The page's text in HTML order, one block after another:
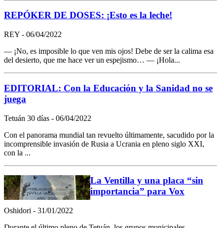
REPÓKER DE DOSES: ¡Esto es la leche!
REY - 06/04/2022
— ¡No, es imposible lo que ven mis ojos! Debe de ser la calima esa
del desierto, que me hace ver un espejismo… — ¡Hola...
EDITORIAL: Con la Educación y la Sanidad no se
juega
Tetuán 30 días - 06/04/2022
Con el panorama mundial tan revuelto últimamente, sacudido por la
incomprensible invasión de Rusia a Ucrania en pleno siglo XXI,
con la ...
La Ventilla y una placa “sin
importancia” para Vox
Oshidori - 31/01/2022